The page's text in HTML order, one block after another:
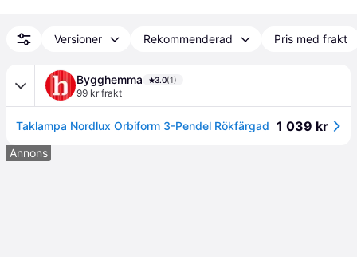
Versioner Rekommenderad Pris med frakt
Bygghemma 3.0(1)
99 kr frakt
Taklampa Nordlux Orbiform 3-Pendel Rökfärgad 1 039 kr
Annons